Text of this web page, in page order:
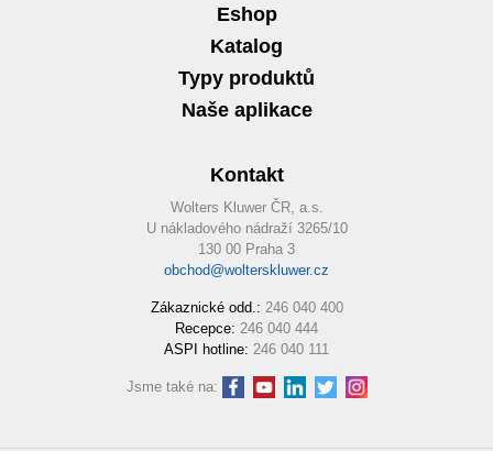
Eshop
Katalog
Typy produktů
Naše aplikace
Kontakt
Wolters Kluwer ČR, a.s.
U nákladového nádraží 3265/10
130 00 Praha 3
obchod@wolterskluwer.cz
Zákaznické odd.: 246 040 400
Recepce: 246 040 444
ASPI hotline: 246 040 111
Jsme také na: